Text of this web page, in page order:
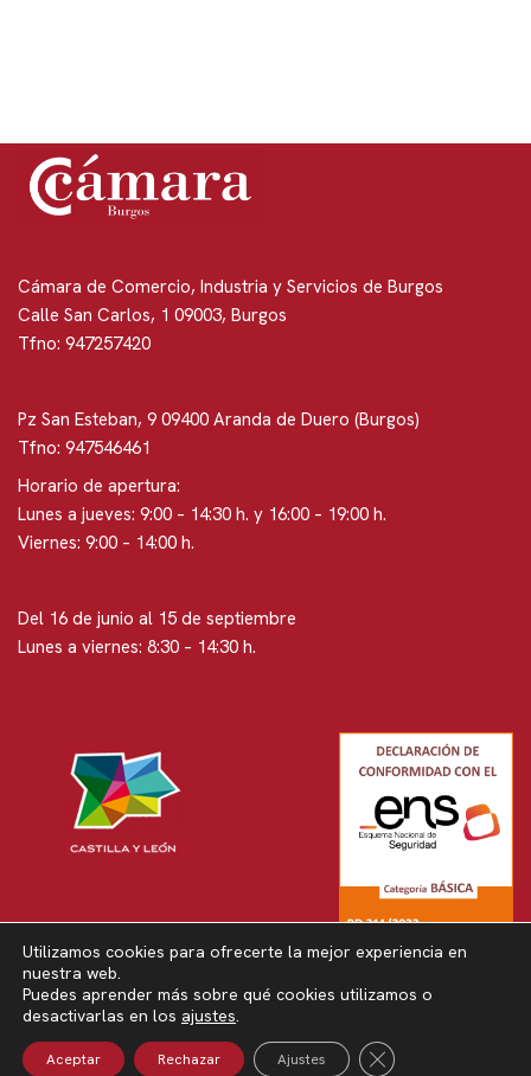
Cámara de Comercio, Industria y Servicios de Burgos
Calle San Carlos, 1 09003, Burgos
Tfno: 947257420
Pz San Esteban, 9 09400 Aranda de Duero (Burgos)
Tfno: 947546461
Horario de apertura:
Lunes a jueves: 9:00 – 14:30 h. y 16:00 – 19:00 h.
Viernes: 9:00 – 14:00 h.
Del 16 de junio al 15 de septiembre
Lunes a viernes: 8:30 – 14:30 h.
Neve| Funciona gracias aWordPress
Política de privacidad
Política de privacidad en RRSS
Utilizamos cookies para ofrecerte la mejor experiencia en
nuestra web.
Puedes aprender más sobre qué cookies utilizamos o
desactivarlas en los ajustes.
Aceptar Rechazar Ajustes Cerrar El Banner